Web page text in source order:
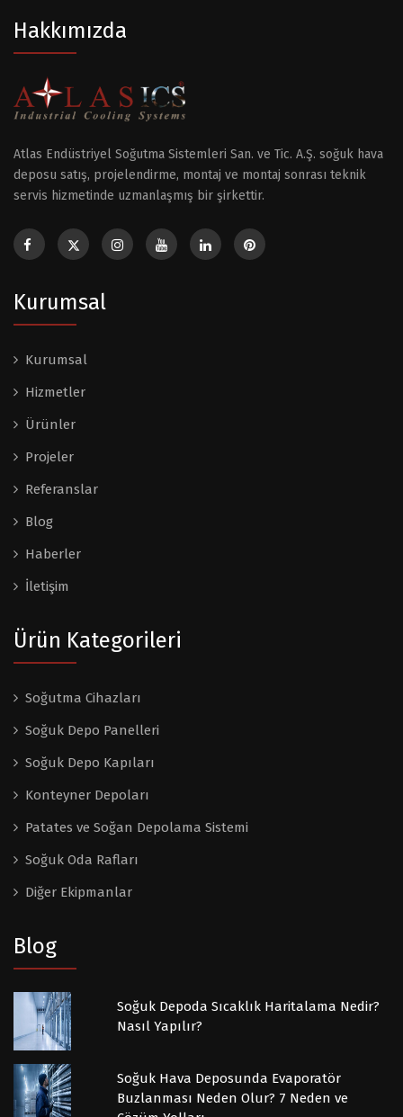
Hakkımızda
Atlas Endüstriyel Soğutma Sistemleri San. ve Tic. A.Ş. soğuk hava
deposu satış, projelendirme, montaj ve montaj sonrası teknik
servis hizmetinde uzmanlaşmış bir şirkettir.
Kurumsal
Kurumsal
Hizmetler
Ürünler
Projeler
Referanslar
Blog
Haberler
İletişim
Ürün Kategorileri
Soğutma Cihazları
Soğuk Depo Panelleri
Soğuk Depo Kapıları
Konteyner Depoları
Patates ve Soğan Depolama Sistemi
Soğuk Oda Rafları
Diğer Ekipmanlar
Blog
Soğuk Depoda Sıcaklık Haritalama Nedir?
Nasıl Yapılır?
Soğuk Hava Deposunda Evaporatör
Buzlanması Neden Olur? 7 Neden ve